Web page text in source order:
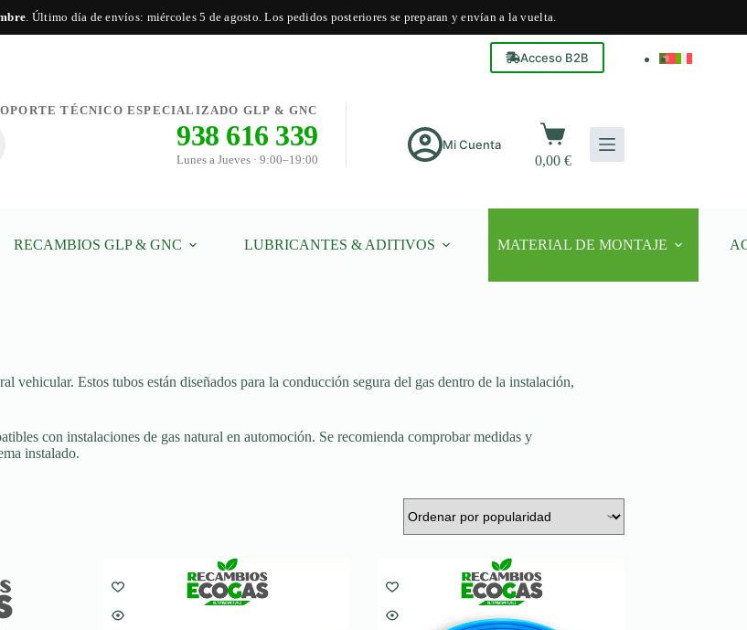
. Último día de envíos: miércoles 5 de agosto. Los pedidos posteriores se preparan y envían a la vuelta.
Acceso B2B
TÉCNICO ESPECIALIZADO GLP & GNC
938 616 339
Lunes a Jueves · 9:00–19:00
Mi Cuenta
Carro
de
compra
0,00 €
RECAMBIOS GLP & GNC LUBRICANTES & ADITIVOS MATERIAL DE MONTAJE
vehicular. Estos tubos están diseñados para la conducción segura del gas dentro de la instalación,
con instalaciones de gas natural en automoción. Se recomienda comprobar medidas y
instalado.